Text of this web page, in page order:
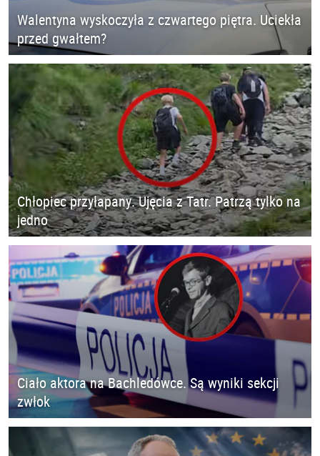
Walentyna wyskoczyła z czwartego piętra. Uciekła
przed gwałtem?
Chłopiec przyłapany. Ujęcia z Tatr. Patrzą tylko na
jedno
Ciało aktora na Bachledówce. Są wyniki sekcji
zwłok